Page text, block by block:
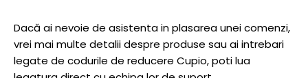
Dacă ai nevoie de asistenta in plasarea unei comenzi,
vrei mai multe detalii despre produse sau ai intrebari
legate de codurile de reducere Cupio, poti lua